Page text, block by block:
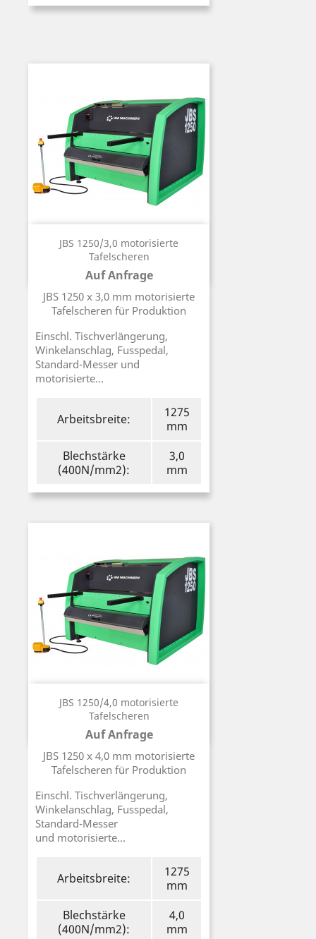
JBS 1250/3,0 motorisierte
Tafelscheren
Auf Anfrage
JBS 1250 x 3,0 mm motorisierte
Tafelscheren für Produktion
Einschl. Tischverlängerung,
Winkelanschlag, Fusspedal,
Standard-Messer und
motorisierte...
Arbeitsbreite:
1275
mm
Blechstärke
(400N/mm2):
3,0
mm
JBS 1250/4,0 motorisierte
Tafelscheren
Auf Anfrage
JBS 1250 x 4,0 mm motorisierte
Tafelscheren für Produktion
Einschl. Tischverlängerung,
Winkelanschlag, Fusspedal,
Standard-Messer
und motorisierte...
Arbeitsbreite:
1275
mm
Blechstärke
(400N/mm2):
4,0
mm